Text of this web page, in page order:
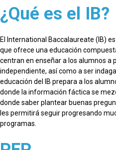
¿Qué es el IB?
El International Baccalaureate (IB)
que ofrece una educación
centran en enseñar a los alumnos a
independiente, así como a ser
educación del IB prepara a los
donde la información fáctica se
donde saber plantear buenas
les permitirá seguir progresando
programas.